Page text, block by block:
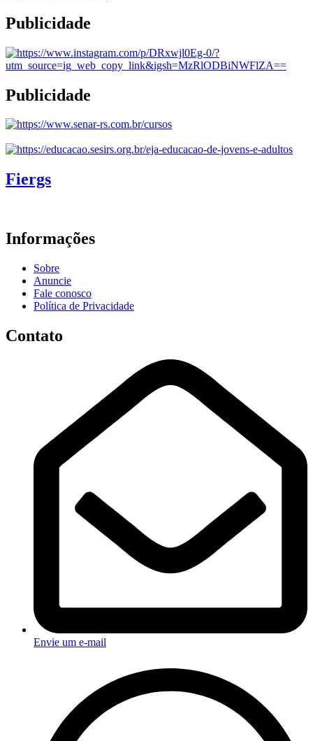
Publicidade
Publicidade
Fiergs
Informações
Sobre
Anuncie
Fale conosco
Política de Privacidade
Contato
Envie um e-mail